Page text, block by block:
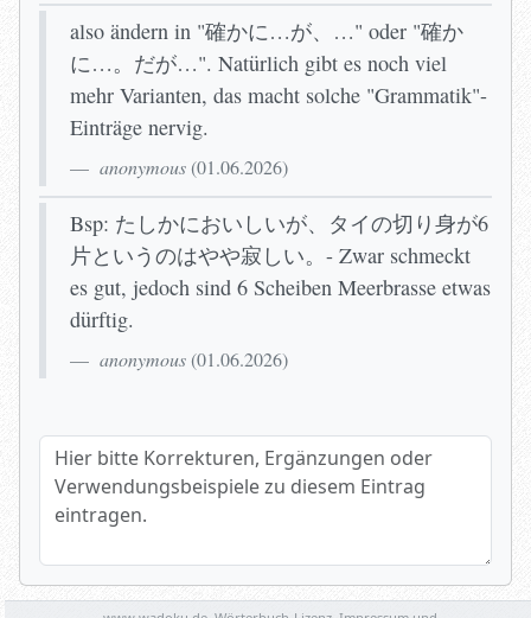
also ändern in "確かに…が、…" oder "確か
に…。だが…". Natürlich gibt es noch viel
mehr Varianten, das macht solche "Grammatik"-
Einträge nervig.
anonymous (01.06.2026)
Bsp: たしかにおいしいが、タイの切り身が6
片というのはやや寂しい。- Zwar schmeckt
es gut, jedoch sind 6 Scheiben Meerbrasse etwas
dürftig.
anonymous (01.06.2026)
Hier bitte Korrekturen, Ergänzungen oder
Name (optional)